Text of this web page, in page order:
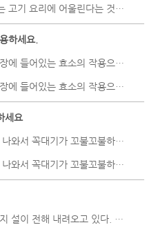
백포도주는 생선 요리에 적포도주는 고기 요리에 어울린다는 것은 대부..
하세요.
등푸른 생선의 하나인 고등어는 내장에 들어있는 효소의 작용으로 부패..
등푸른 생선의 하나인 고등어는 내장에 들어있는 효소의 작용으로 부패..
세요
고사리는 이른 봄에 근경에서 돋아 나와서 꼭대기가 꼬불꼬불하게 말리..
고사리는 이른 봄에 근경에서 돋아 나와서 꼭대기가 꼬불꼬불하게 말리..
비빔밥의 유래에 대해서는 여러 가지 설이 전해 내려오고 있다. 제사음..